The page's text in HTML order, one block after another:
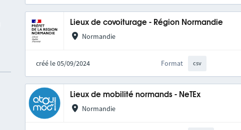
Lieux de covoiturage - Région Normandie
Normandie
créé le 05/09/2024 Format csv
Lieux de mobilité normands - NeTEx
Normandie